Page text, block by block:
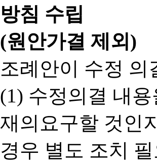
방침 수립
(원안가결 제외)
조례안이 수정 의
(1) 수정의결 내
재의요구할 것인
경우 별도 조치